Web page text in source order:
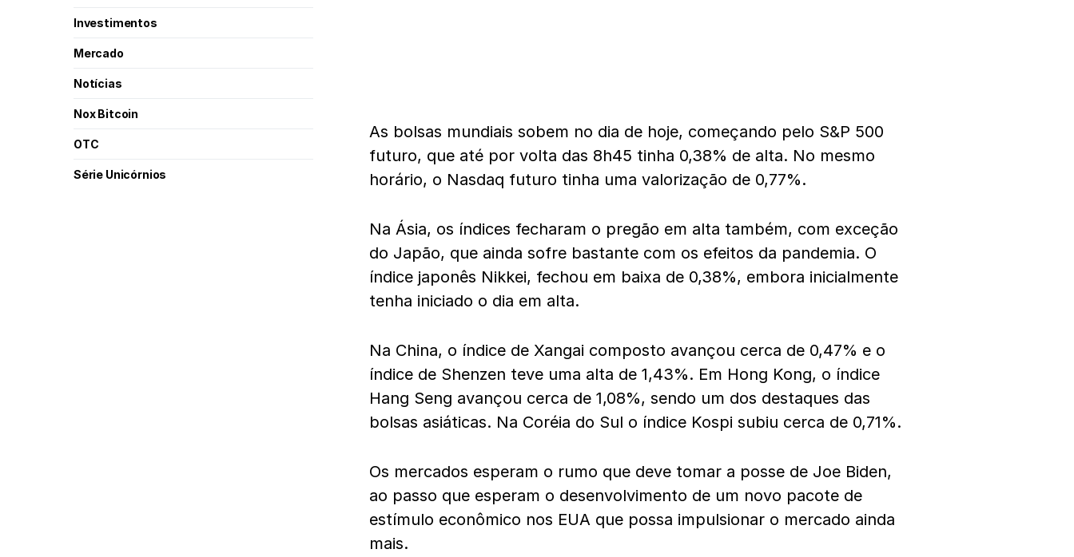
As bolsas mundiais sobem no dia de hoje, começando pelo S&P 500
futuro, que até por volta das 8h45 tinha 0,38% de alta. No mesmo
horário, o Nasdaq futuro tinha uma valorização de 0,77%.
Na Ásia, os índices fecharam o pregão em alta também, com exceção
do Japão, que ainda sofre bastante com os efeitos da pandemia. O
índice japonês Nikkei, fechou em baixa de 0,38%, embora inicialmente
tenha iniciado o dia em alta.
Na China, o índice de Xangai composto avançou cerca de 0,47% e o
índice de Shenzen teve uma alta de 1,43%. Em Hong Kong, o índice
Hang Seng avançou cerca de 1,08%, sendo um dos destaques das
bolsas asiáticas. Na Coréia do Sul o índice Kospi subiu cerca de 0,71%.
Os mercados esperam o rumo que deve tomar a posse de Joe Biden,
ao passo que esperam o desenvolvimento de um novo pacote de
estímulo econômico nos EUA que possa impulsionar o mercado ainda
mais.
Investimentos
Mercado
Notícias
Nox Bitcoin
OTC
Série Unicórnios